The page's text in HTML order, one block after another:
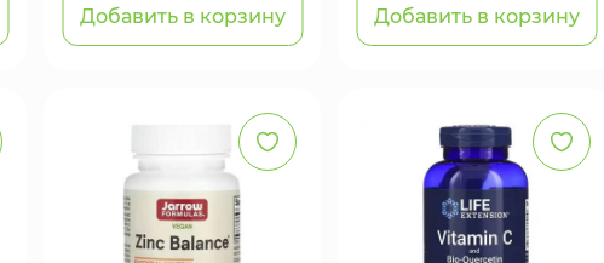
Добавить в корзину Добавить в корзину